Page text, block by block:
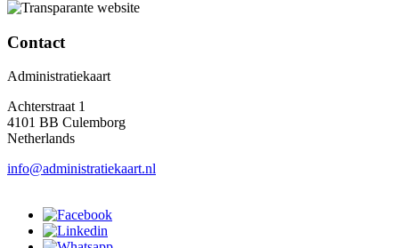
Contact
Administratiekaart
Achterstraat 1
4101 BB Culemborg
Netherlands
info@administratiekaart.nl